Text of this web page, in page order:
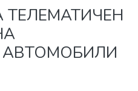
АВТОМОБИЛИ